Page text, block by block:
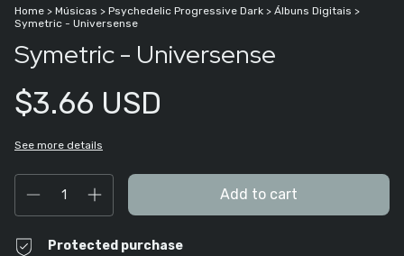
Home > Músicas > Psychedelic Progressive Dark > Álbuns Digitais >
Symetric - Universense
Symetric - Universense
$3.66 USD
See more details
Protected purchase